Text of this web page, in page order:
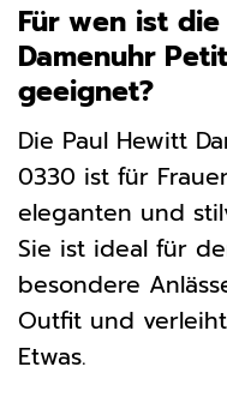
Für wen ist
Damenuhr
geeignet?
Die Paul Hewitt
0330 ist für
eleganten und
Sie ist ideal für
besondere
Outfit und
Etwas.